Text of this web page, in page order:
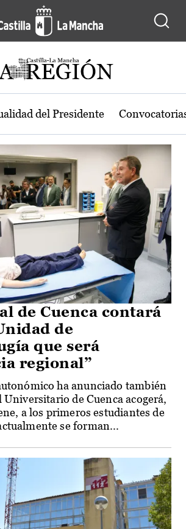
la región de Castilla-
del Presidente
de Cuenca contará
de
que será
regional”
ha anunciado también
de Cuenca acogerá,
a los primeros estudiantes de
se forman...